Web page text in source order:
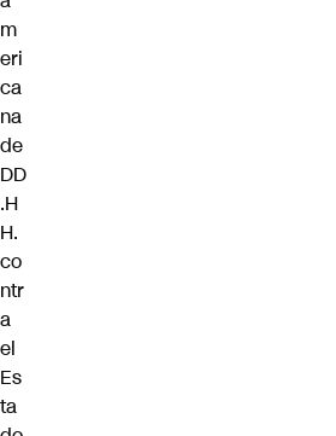
m
eri
ca
na
de
DD
.H
H.
co
ntr
a
el
Es
ta